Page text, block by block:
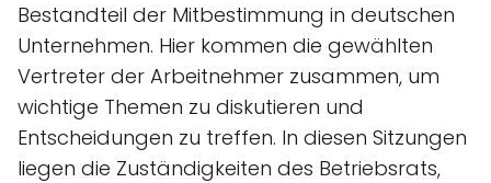
Bestandteil der Mitbestimmung in deutschen
Unternehmen. Hier kommen die gewählten
Vertreter der Arbeitnehmer zusammen, um
wichtige Themen zu diskutieren und
Entscheidungen zu treffen. In diesen Sitzungen
liegen die Zuständigkeiten des Betriebsrats,